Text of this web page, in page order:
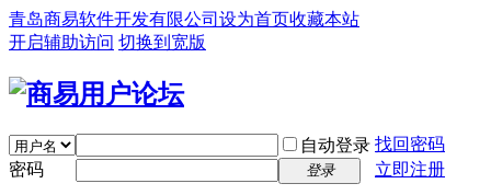
青岛商易软件开发有限公司 设为首页收藏本站
开启辅助访问 切换到宽版
自动登录 找回密码
密码
登录 立即注册